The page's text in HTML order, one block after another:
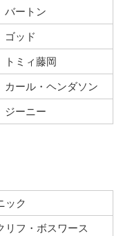
バートン
ゴッド
トミィ藤岡
カール・ヘンダソン
ジーニー
ック
リフ・ボスワース